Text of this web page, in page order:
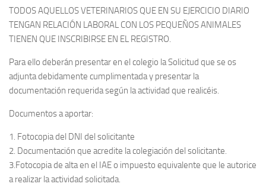
TODOS AQUELLOS VETERINARIOS QUE EN SU EJERCICIO DIARIO
TENGAN RELACIÓN LABORAL CON LOS PEQUEÑOS ANIMALES
TIENEN QUE INSCRIBIRSE EN EL REGISTRO.
Para ello deberán presentar en el colegio la Solicitud que se os
adjunta debidamente cumplimentada y presentar la
documentación requerida según la actividad que realicéis.
Documentos a aportar:
1. Fotocopia del DNI del solicitante
2. Documentación que acredite la colegiación del solicitante.
3.Fotocopia de alta en el IAE o impuesto equivalente que le autorice
a realizar la actividad solicitada.